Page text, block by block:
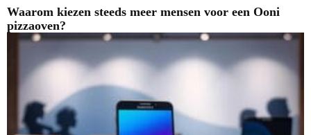
Waarom kiezen steeds meer mensen voor een Ooni
pizzaoven?